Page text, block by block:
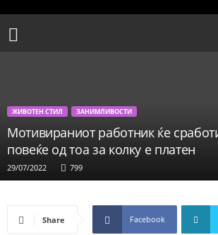
ЖИВОТЕН СТИЛ ЗАНИМЛИВОСТИ
Мотивираниот работник ќе
повеќе од тоа за колку е платен
29/07/2022 799
Share Facebook